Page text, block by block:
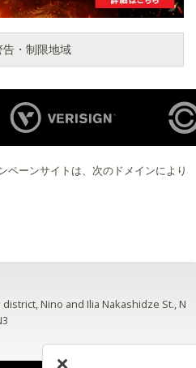
告・制限地域
ペーンサイトは、次のドメインにより
Nino and Ilia Nakashidze St., N